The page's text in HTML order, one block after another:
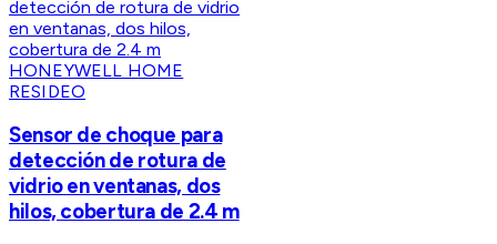
HONEYWELL HOME
RESIDEO
Sensor de choque para
detección de rotura de
vidrio en ventanas, dos
hilos, cobertura de 2.4 m